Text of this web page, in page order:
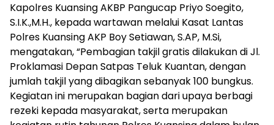
Kapolres Kuansing AKBP Pangucap Priyo Soegito,
S.I.K.,M.H., kepada wartawan melalui Kasat Lantas
Polres Kuansing AKP Boy Setiawan, S.AP, M.Si,
mengatakan, “Pembagian takjil gratis dilakukan di Jl.
Proklamasi Depan Satpas Teluk Kuantan, dengan
jumlah takjil yang dibagikan sebanyak 100 bungkus.
Kegiatan ini merupakan bagian dari upaya berbagi
rezeki kepada masyarakat, serta merupakan